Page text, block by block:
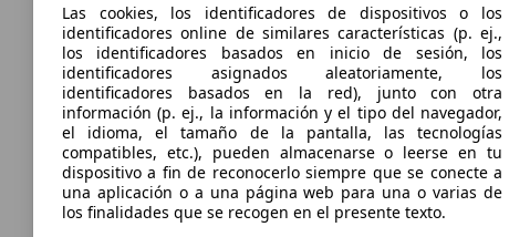
Las cookies, los identificadores de dispositivos o los
identificadores online de similares características (p. ej.,
los identificadores basados en inicio de sesión, los
identificadores asignados aleatoriamente, los
identificadores basados en la red), junto con otra
información (p. ej., la información y el tipo del navegador,
el idioma, el tamaño de la pantalla, las tecnologías
compatibles, etc.), pueden almacenarse o leerse en tu
dispositivo a fin de reconocerlo siempre que se conecte a
una aplicación o a una página web para una o varias de
los finalidades que se recogen en el presente texto.